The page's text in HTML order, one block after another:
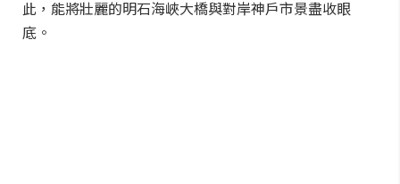
此，能將壯麗的明石海峽大橋與對岸神戶市景盡收眼
底。